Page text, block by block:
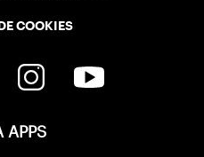
COOKIES
APPS